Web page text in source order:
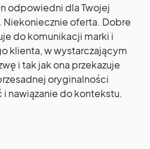
odpowiedni dla Twojej
Niekoniecznie oferta. Dobre
do komunikacji marki i
klienta, w wystarczającym
i tak jak ona przekazuje
oryginalności
nawiązanie do kontekstu.